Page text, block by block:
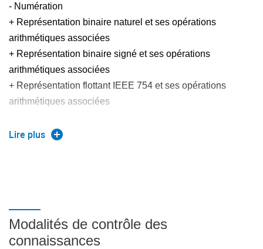
- Numération
+ Représentation binaire naturel et ses opérations
arithmétiques associées
+ Représentation binaire signé et ses opérations
arithmétiques associées
+ Représentation flottant IEEE 754 et ses opérations
arithmétiques associées
- Algèbre de Boole
+ Opérateurs logiques élémentaires (ET, OU, NON, NAND,
NOR, ...)
Lire plus
Modalités de contrôle des
connaissances